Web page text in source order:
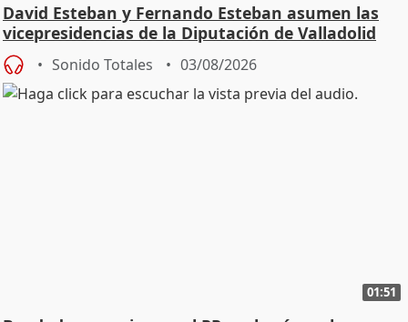
David Esteban y Fernando Esteban asumen las
vicepresidencias de la Diputación de Valladolid
Sonido Totales 03/08/2026
01:51